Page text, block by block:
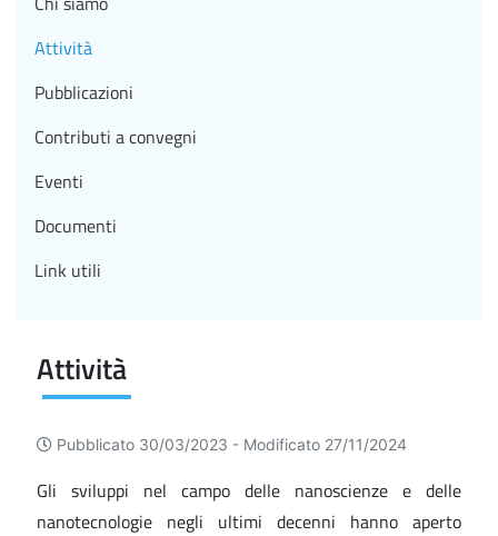
Attività
Pubblicato 30/03/2023 - Modificato 27/11/2024
Gli sviluppi nel campo delle nanoscienze e delle
nanotecnologie negli ultimi decenni hanno aperto
Attività
Pubblicazioni
Contributi a convegni
Eventi
Documenti
Link utili